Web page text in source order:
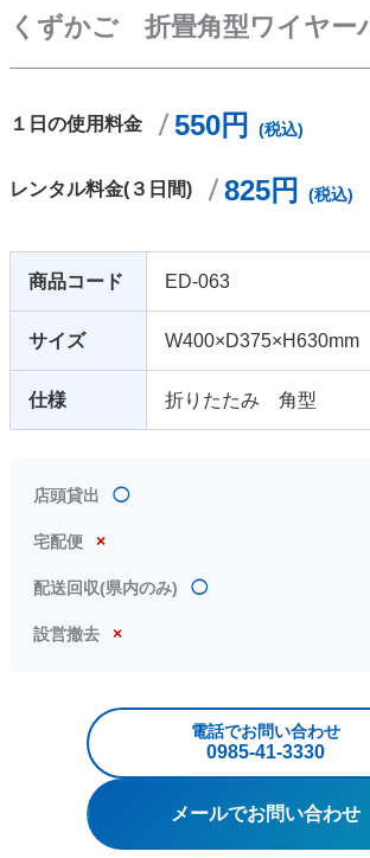
くずかご 折畳角型ワイヤー
１日の使用料金 550円 (税込)
レンタル料金(３日間) 825円 (税込)
商品コード ED-063
サイズ W400×D375×H630mm
仕様 折りたたみ 角型
店頭貸出 ◯
宅配便 ×
配送回収(県内のみ) ◯
設営撤去 ×
電話でお問い合わせ
0985‐41‐3330
メールでお問い合わせ